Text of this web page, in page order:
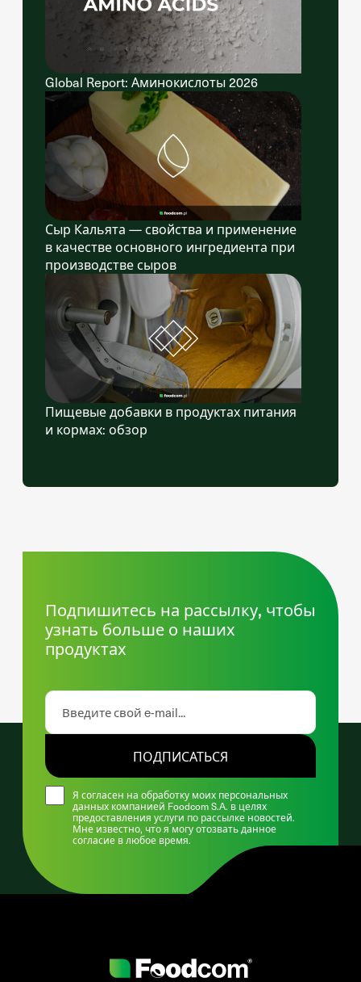
Global Report: Аминокислоты 2026
Сыр Кальята — свойства и применение
в качестве основного ингредиента при
производстве сыров
Пищевые добавки в продуктах питания
и кормах: обзор
Подпишитесь на рассылку, чтобы
узнать больше о наших
продуктах
Я согласен на обработку моих персональных
данных компанией Foodcom S.A. в целях
предоставления услуги по рассылке новостей.
Мне известно, что я могу отозвать данное
согласие в любое время.
ПОДПИСАТЬСЯ